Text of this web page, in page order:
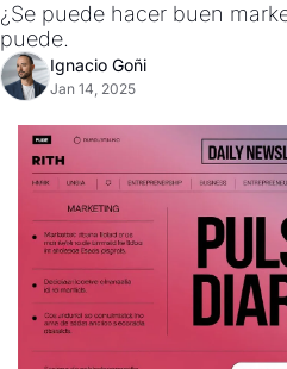
¿Se puede hacer buen
puede.
Ignacio Goñi
Jan 14, 2025